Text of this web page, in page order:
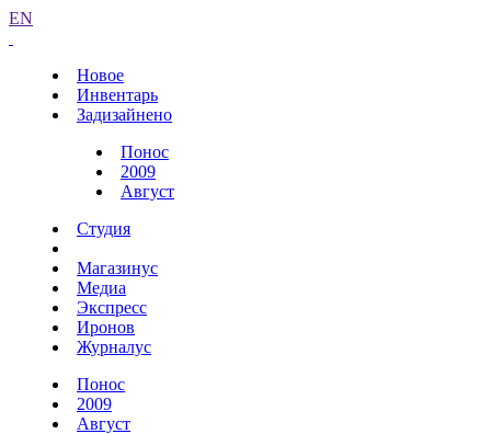
EN
Новое
Инвентарь
Задизайнено
Понос
2009
Август
Студия
Магазинус
Медиа
Экспресс
Иронов
Журналус
Понос
2009
Август